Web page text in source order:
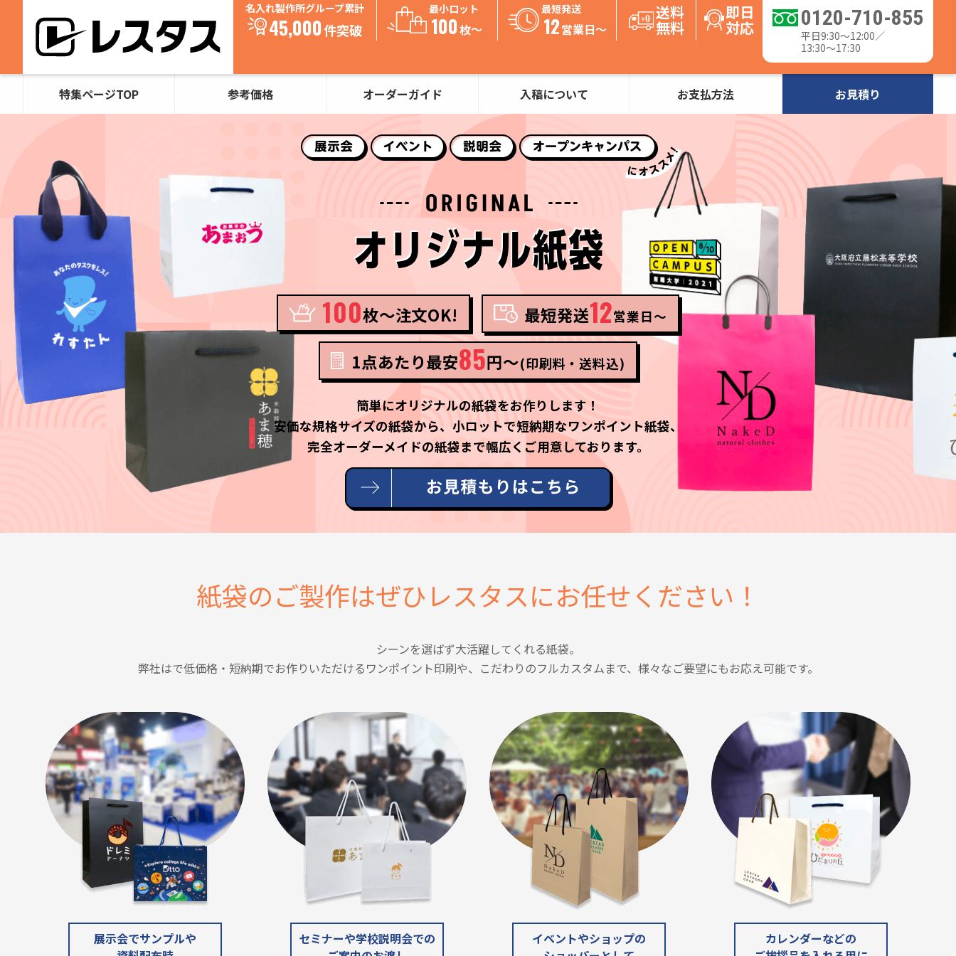
名入れ製作所グループ累計
45,000件突破
最小ロット
100枚～
最短発送
12営業日〜
送料
無料
即日
対応 0120-710-855
平日9:30〜12:00／
13:30〜17:30
特集ページTOP 参考価格 オーダーガイド 入稿について お支払方法 お見積り
100枚〜注文OK! 最短発送12営業日〜
1点あたり最安85円〜(印刷料・送料込)
簡単にオリジナルの紙袋をお作りします！
安価な規格サイズの紙袋から、 小ロットで短納期なワンポイント紙袋、
完全オーダーメイドの紙袋まで幅広くご用意しております。
紙袋のご製作はぜひレスタスにお任せください！
シーンを選ばず大活躍してくれる紙袋。
弊社はで低価格・短納期でお作りいただけるワンポイント印刷や、こだわりのフルカスタムまで、様々なご要望にもお応え可能です。
展示会でサンプルや
セミナーや学校説明会での
イベントやショップの
カレンダーなどの